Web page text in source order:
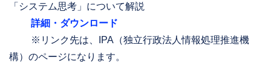
「システム思考」について解説
詳細・ダウンロード
※リンク先は、IPA（独立行政法人情報処理推進機
構）のページになります。